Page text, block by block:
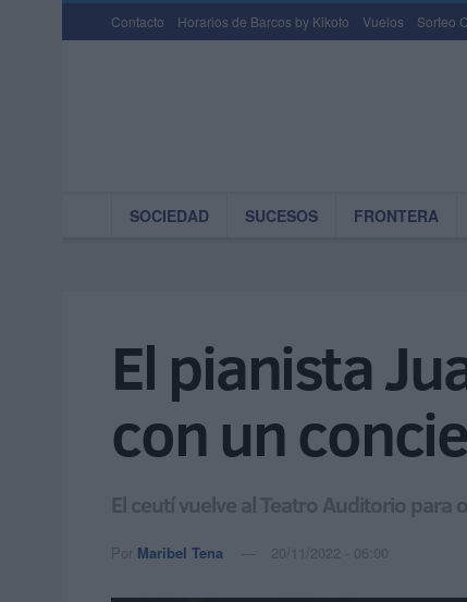
Contacto Horarios de Barcos by Kikoto Vuelos Sorteo
SOCIEDAD SUCESOS FRONTERA
El pianista
con un
El ceutí vuelve al Teatro Auditorio
Por Maribel Tena 20/11/2022 - 06:00